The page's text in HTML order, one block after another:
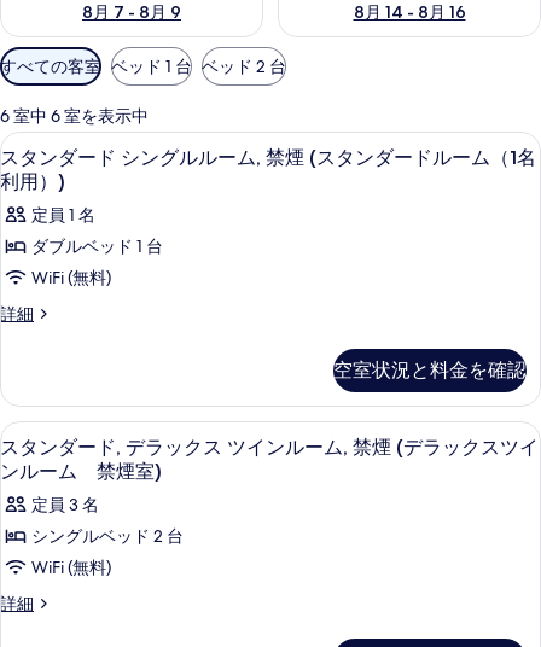
8月 7 - 8月 9
8月 14 - 8月 16
利
用
可
能
な
客
室
の
絞
込
件
すべての客室 ベッド 1 台 ベッド 2 台
6 室中 6 室を表示中
ス
タ
ン
ダ
ー
ド
グ
ル
ル
ー
ム,
禁
(ス
デスク、アイロン / アイロン台、
3
スタンダード シングルルーム, 禁煙 (スタンダードルーム（1名
利用）)
定員 1 名
ダブルベッド 1 台
WiFi (無料)
詳細
ス
ー
ド
シ
ン
グ
ル
ル
ム,
禁
煙
空室状況と料金を確認
ス
タ
ン
ダ
ー
ド,
デスク、アイロン / アイロン台、
4
スタンダード, デラックス ツインルーム, 禁煙 (デラックスツイ
ンルーム 禁煙室)
定員 3 名
シングルベッド 2 台
WiFi (無料)
詳細
ス